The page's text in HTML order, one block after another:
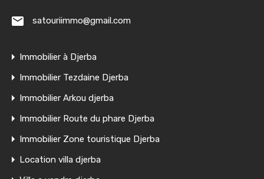
satouriimmo@gmail.com
Immobilier à Djerba
Immobilier Tezdaine Djerba
Immobilier Arkou djerba
Immobilier Route du phare Djerba
Immobilier Zone touristique Djerba
Location villa djerba